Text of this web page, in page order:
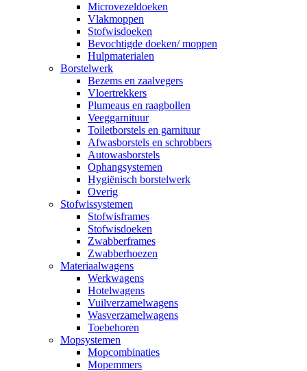
Microvezeldoeken
Vlakmoppen
Stofwisdoeken
Bevochtigde doeken/ moppen
Hulpmaterialen
Borstelwerk
Bezems en zaalvegers
Vloertrekkers
Plumeaus en raagbollen
Veeggarnituur
Toiletborstels en garnituur
Afwasborstels en schrobbers
Autowasborstels
Ophangsystemen
Hygiënisch borstelwerk
Overig
Stofwissystemen
Stofwisframes
Stofwisdoeken
Zwabberframes
Zwabberhoezen
Materiaalwagens
Werkwagens
Hotelwagens
Vuilverzamelwagens
Wasverzamelwagens
Toebehoren
Mopsystemen
Mopcombinaties
Mopemmers